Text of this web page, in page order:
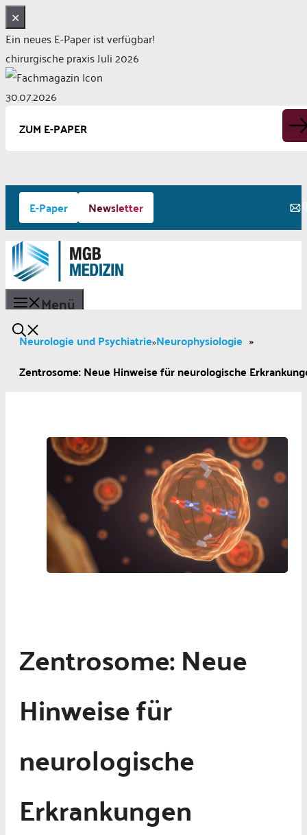
✕
Ein neues E-Paper ist verfügbar!
chirurgische praxis Juli 2026
30.07.2026
ZUM E-PAPER
Zum
Inhalt
springen
E-Paper Newsletter
Menü
Neurologie und Psychiatrie»Neurophysiologie »
Zentrosome: Neue Hinweise für neurologische
Zentrosome: Neue
Hinweise für
neurologische
Erkrankungen